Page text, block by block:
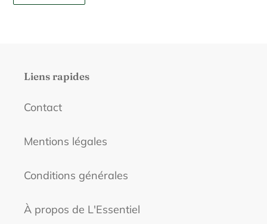
FACEBOOK
Liens rapides
Contact
Mentions légales
Conditions générales
À propos de L'Essentiel